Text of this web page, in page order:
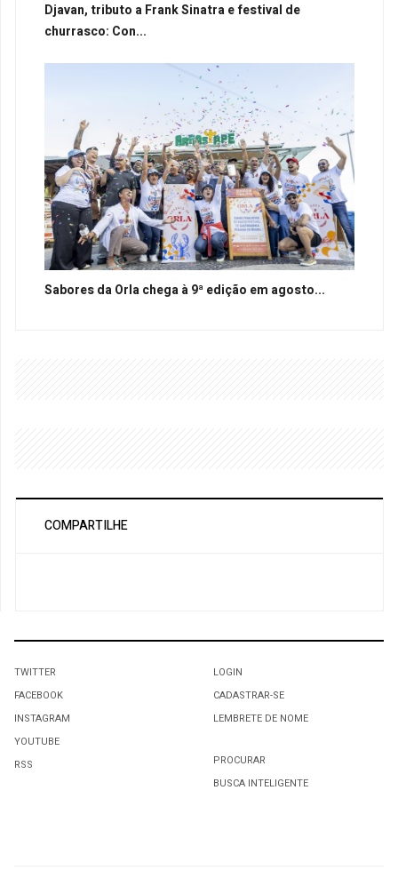
Djavan, tributo a Frank Sinatra e festival de
churrasco: Con...
Sabores da Orla chega à 9ª edição em agosto...
COMPARTILHE
TWITTER
FACEBOOK
INSTAGRAM
YOUTUBE
RSS
LOGIN
CADASTRAR-SE
LEMBRETE DE NOME
PROCURAR
BUSCA INTELIGENTE